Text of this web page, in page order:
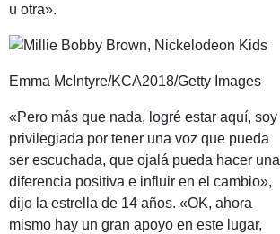
u otra».
Emma McIntyre/KCA2018/Getty Images
«Pero más que nada, logré estar aquí, soy
privilegiada por tener una voz que pueda
ser escuchada, que ojalá pueda hacer una
diferencia positiva e influir en el cambio»,
dijo la estrella de 14 años. «OK, ahora
mismo hay un gran apoyo en este lugar,